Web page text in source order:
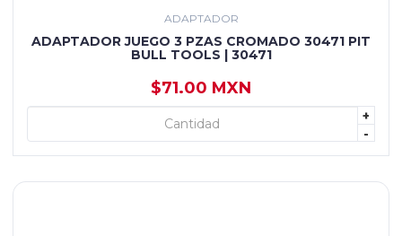
ADAPTADOR
ADAPTADOR JUEGO 3 PZAS CROMADO 30471 PIT
BULL TOOLS | 30471
$71.00 MXN
+
-
+ AGREGAR